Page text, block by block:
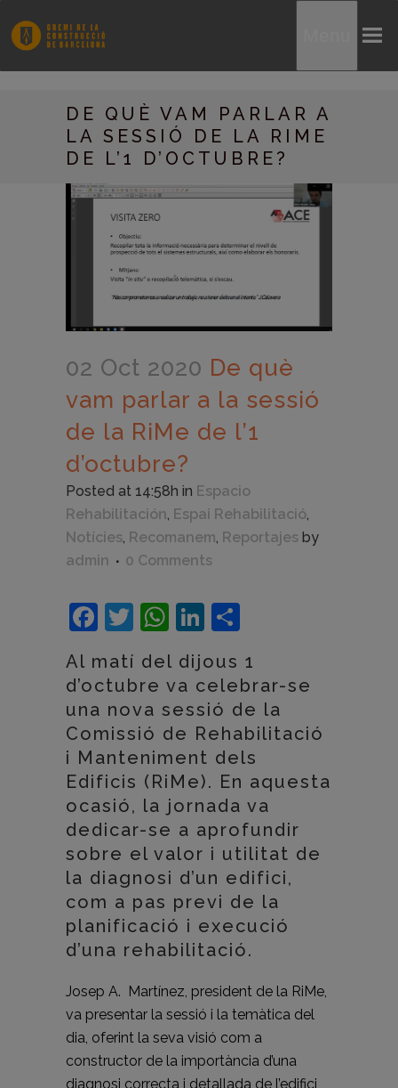
DE QUÈ VAM PARLAR A
LA SESSIÓ DE LA RIME
DE L’1 D’OCTUBRE?
02 Oct 2020 De què
vam parlar a la sessió
de la RiMe de l’1
d’octubre?
Posted at 14:58h in Espacio
Rehabilitación, Espai Rehabilitació,
Notícies, Recomanem, Reportajes by
admin
0 Comments
Facebook
Twitter
WhatsApp
LinkedIn
Al matí del dijous 1
d’octubre va celebrar-se
una nova sessió de la
Comissió de Rehabilitació
i Manteniment dels
Edificis (RiMe). En aquesta
ocasió, la jornada va
dedicar-se a aprofundir
sobre el valor i utilitat de
la diagnosi d’un edifici,
com a pas previ de la
planificació i execució
d’una rehabilitació.
Josep A. Martínez, president de la RiMe,
va presentar la sessió i la temàtica del
dia, oferint la seva visió com a
constructor de la importància d’una
diagnosi correcta i detallada de l’edifici